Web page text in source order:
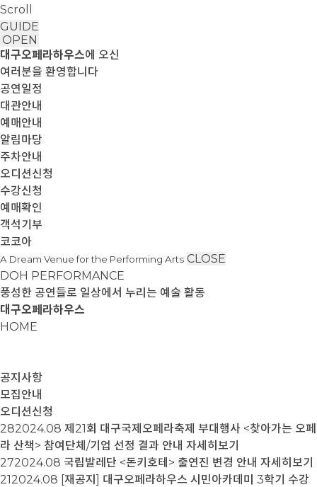
Scroll
GUIDE
OPEN
대구오페라하우스에 오신
여러분을 환영합니다
공연일정
대관안내
예매안내
알림마당
주차안내
오디션신청
수강신청
예매확인
객석기부
코코아
A Dream Venue for the Performing Arts CLOSE
DOH PERFORMANCE
풍성한 공연들로 일상에서 누리는 예술 활동
대구오페라하우스
HOME
공지사항
모집안내
오디션신청
282024.08 제21회 대구국제오페라축제 부대행사 <찾아가는 오페
라 산책> 참여단체/기업 선정 결과 안내 자세히보기
272024.08 국립발레단 <돈키호테> 출연진 변경 안내 자세히보기
212024.08 [재공지] 대구오페라하우스 시민아카데미 3학기 수강